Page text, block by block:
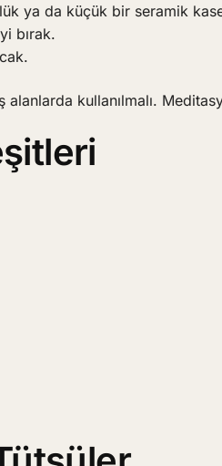
ya da küçük bir seramik
bırak.
alanlarda kullanılmalı.